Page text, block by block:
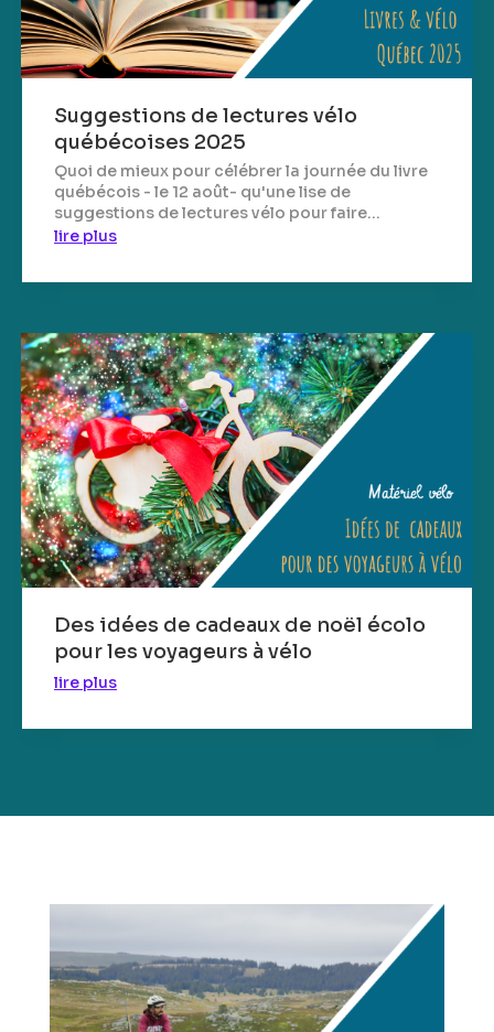
Suggestions de lectures vélo
québécoises 2025
Quoi de mieux pour célébrer la journée du livre
québécois - le 12 août- qu'une lise de
suggestions de lectures vélo pour faire...
lire plus
Des idées de cadeaux de noël écolo
pour les voyageurs à vélo
lire plus